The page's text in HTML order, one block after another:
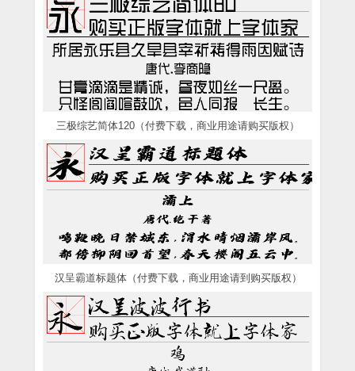
三极综艺简体120（付费下载，商业用途请购买版权）
汉呈霸道标题体（付费下载，商业用途请到购买版权）